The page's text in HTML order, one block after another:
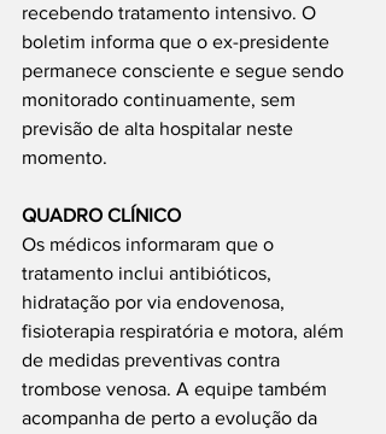
recebendo tratamento intensivo. O
boletim informa que o ex-presidente
permanece consciente e segue sendo
monitorado continuamente, sem
previsão de alta hospitalar neste
momento.
QUADRO CLÍNICO
Os médicos informaram que o
tratamento inclui antibióticos,
hidratação por via endovenosa,
fisioterapia respiratória e motora, além
de medidas preventivas contra
trombose venosa. A equipe também
acompanha de perto a evolução da